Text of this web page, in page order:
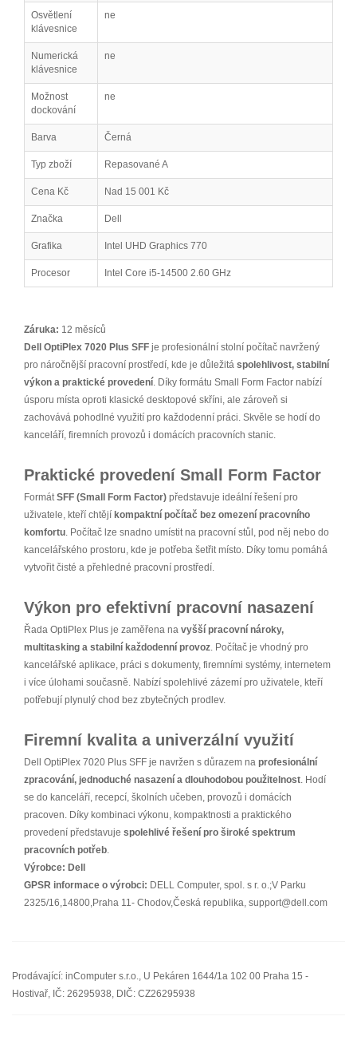
Osvětlení
klávesnice
ne
Numerická
klávesnice
ne
Možnost
dockování
ne
Barva Černá
Typ zboží Repasované A
Cena Kč Nad 15 001 Kč
Značka Dell
Grafika Intel UHD Graphics 770
Procesor Intel Core i5-14500 2.60 GHz
Záruka: 12 měsíců
Dell OptiPlex 7020 Plus SFF je profesionální stolní počítač navržený
pro náročnější pracovní prostředí, kde je důležitá spolehlivost, stabilní
výkon a praktické provedení. Díky formátu Small Form Factor nabízí
úsporu místa oproti klasické desktopové skříni, ale zároveň si
zachovává pohodlné využití pro každodenní práci. Skvěle se hodí do
kanceláří, firemních provozů i domácích pracovních stanic.
Praktické provedení Small Form Factor
FormátSFF (Small Form Factor) představuje ideální řešení pro
uživatele, kteří chtějí kompaktní počítač bez omezení pracovního
komfortu. Počítač lze snadno umístit na pracovní stůl, pod něj nebo do
kancelářského prostoru, kde je potřeba šetřit místo. Díky tomu pomáhá
vytvořit čisté a přehledné pracovní prostředí.
Výkon pro efektivní pracovní nasazení
Řada OptiPlex Plus je zaměřena na vyšší pracovní nároky,
multitasking a stabilní každodenní provoz. Počítač je vhodný pro
kancelářské aplikace, práci s dokumenty, firemními systémy, internetem
i více úlohami současně. Nabízí spolehlivé zázemí pro uživatele, kteří
potřebují plynulý chod bez zbytečných prodlev.
Firemní kvalita a univerzální využití
Dell OptiPlex 7020 Plus SFF je navržen s důrazem na profesionální
zpracování, jednoduché nasazení a dlouhodobou použitelnost. Hodí
se do kanceláří, recepcí, školních učeben, provozů i domácích
pracoven. Díky kombinaci výkonu, kompaktnosti a praktického
provedení představuje spolehlivé řešení pro široké spektrum
pracovních potřeb.
Výrobce: Dell
GPSR informace o výrobci: DELL Computer, spol. s r. o.;V Parku
2325/16,14800,Praha 11- Chodov,Česká republika, support@dell.com
Prodávající: inComputer s.r.o., U Pekáren 1644/1a 102 00 Praha 15 -
Hostivař, IČ: 26295938, DIČ: CZ26295938